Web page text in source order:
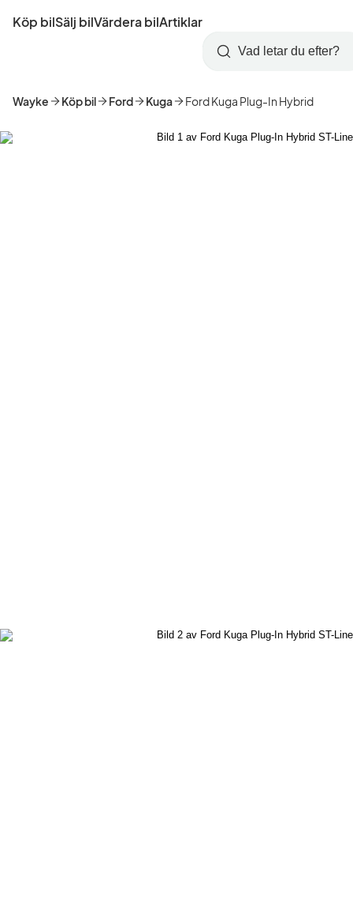
till
Startsida
Köp bilSälj bilVärdera bilArtiklar
Skapa
konto
Logga
in
Sök
Wayke Köp bil Ford Kuga Ford Kuga Plug-In Hybrid